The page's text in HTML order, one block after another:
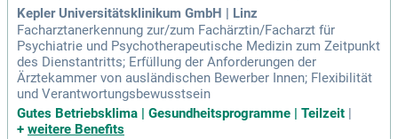
Kepler Universitätsklinikum GmbH | Linz
Facharztanerkennung zur/zum Fachärztin/Facharzt für
Psychiatrie und Psychotherapeutische Medizin zum Zeitpunkt
des Dienstantritts; Erfüllung der Anforderungen der
Ärztekammer von ausländischen Bewerber Innen; Flexibilität
und Verantwortungsbewusstsein
Gutes Betriebsklima | Gesundheitsprogramme | Teilzeit |
+ weitere Benefits